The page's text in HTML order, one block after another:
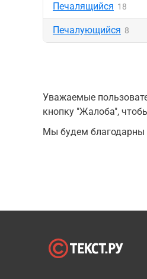
Печалящийся 18
Печалующийся 8
Уважаемые
кнопку "Жалоба",
Мы будем благодарны